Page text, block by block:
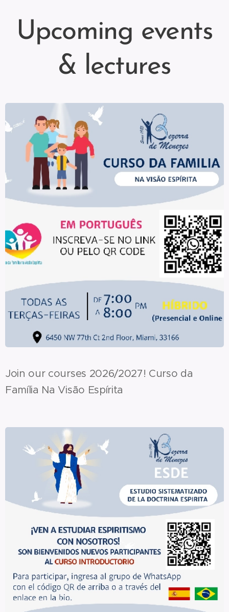
Upcoming events
& lectures
Join our courses 2026/2027! Curso da
Família Na Visão Espírita